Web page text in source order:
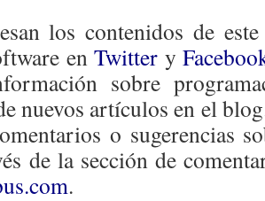
los contenidos de
enTwitter y
sobre
nuevos artículos en el
o sugerencias
de la sección de
.